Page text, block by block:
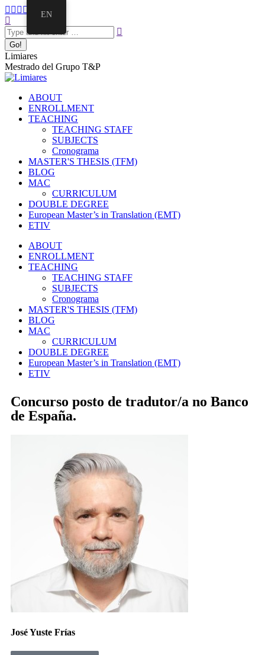
Limiares
Mestrado del Grupo T&P
ABOUT
ENROLLMENT
TEACHING
TEACHING STAFF
SUBJECTS
Cronograma
MASTER'S THESIS (TFM)
BLOG
MAC
CURRICULUM
DOUBLE DEGREE
European Master’s in Translation (EMT)
ETIV
ABOUT
ENROLLMENT
TEACHING
TEACHING STAFF
SUBJECTS
Cronograma
MASTER'S THESIS (TFM)
BLOG
MAC
CURRICULUM
DOUBLE DEGREE
European Master’s in Translation (EMT)
ETIV
Concurso posto de tradutor/a no Banco
de España.
José Yuste Frías
EN